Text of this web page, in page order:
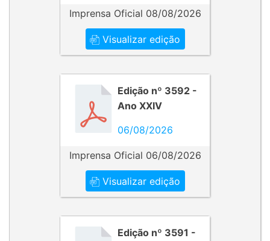
Imprensa Oficial 08/08/2026
Visualizar edição
Edição nº 3592 -
Ano XXIV
06/08/2026
Imprensa Oficial 06/08/2026
Visualizar edição
Edição nº 3591 -